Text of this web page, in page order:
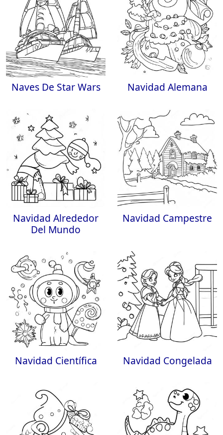
Naves De Star Wars Navidad Alemana
Navidad Alrededor
Del Mundo
Navidad Campestre
Navidad Científica Navidad Congelada